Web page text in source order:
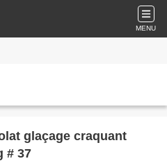
MENU
glaçage craquant
# 37